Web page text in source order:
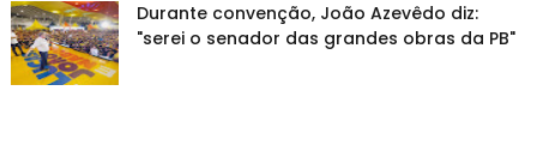
Durante convenção, João Azevêdo diz:
"serei o senador das grandes obras da PB"